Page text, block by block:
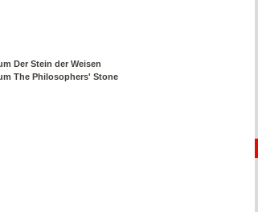
Der Stein der Weisen
The Philosophers' Stone